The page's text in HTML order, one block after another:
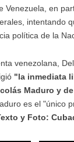
Venezuela, en
intentando
política de la
venezolana,
"la inmediata
Maduro y
es el "único
y Foto: